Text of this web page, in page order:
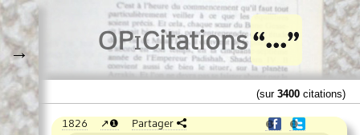
→ OPiCitations
(sur 3400 citations)
1826 ❶ Partager ❶ ❶